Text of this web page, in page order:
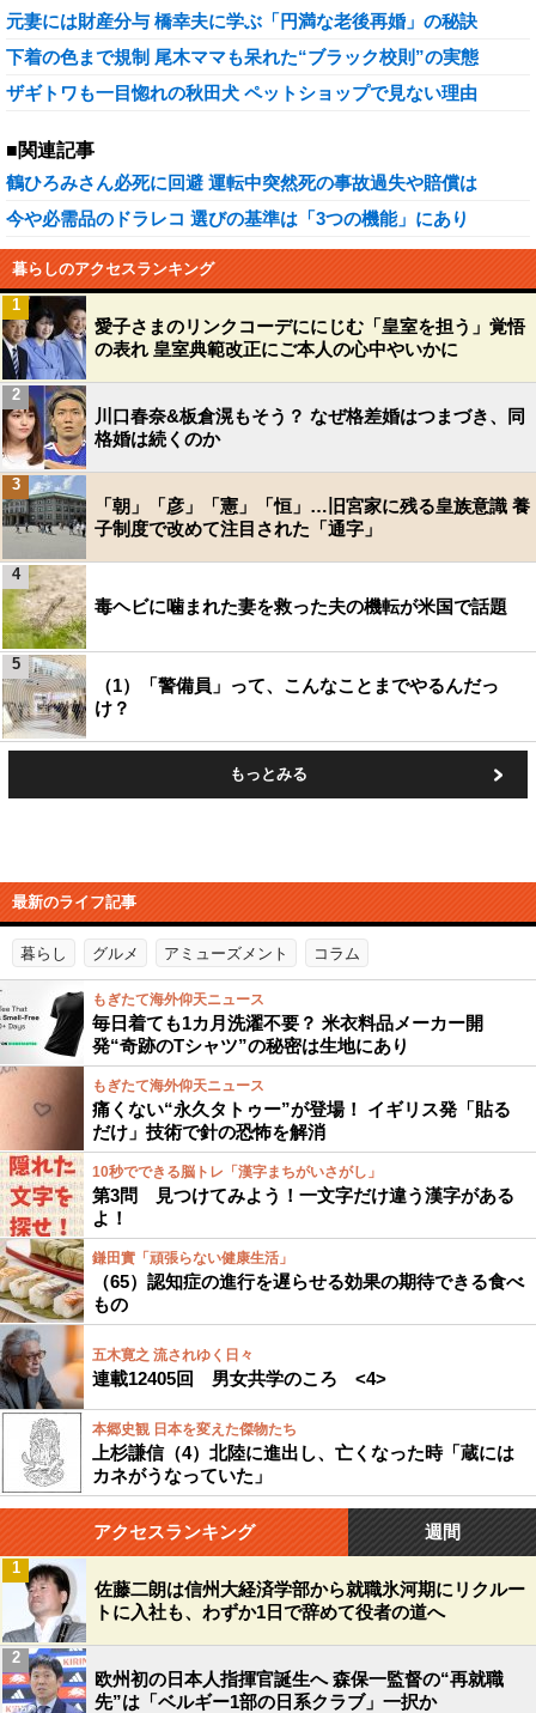
元妻には財産分与 橋幸夫に学ぶ「円満な老後再婚」の秘訣
下着の色まで規制 尾木ママも呆れた“ブラック校則”の実態
ザギトワも一目惚れの秋田犬 ペットショップで見ない理由
■関連記事
鶴ひろみさん必死に回避 運転中突然死の事故過失や賠償は
今や必需品のドラレコ 選びの基準は「3つの機能」にあり
暮らしのアクセスランキング
愛子さまのリンクコーデににじむ「皇室を担う」覚悟
の表れ 皇室典範改正にご本人の心中やいかに
1
川口春奈&板倉滉もそう？ なぜ格差婚はつまづき、同
格婚は続くのか
2
「朝」「彦」「憲」「恒」…旧宮家に残る皇族意識 養
子制度で改めて注目された「通字」
3
毒ヘビに噛まれた妻を救った夫の機転が米国で話題
4
（1）「警備員」って、こんなことまでやるんだっ
け？
5
もっとみる
最新のライフ記事
暮らし グルメ アミューズメント コラム
もぎたて海外仰天ニュース
毎日着ても1カ月洗濯不要？ 米衣料品メーカー開
発“奇跡のTシャツ”の秘密は生地にあり
もぎたて海外仰天ニュース
痛くない“永久タトゥー”が登場！ イギリス発「貼る
だけ」技術で針の恐怖を解消
10秒でできる脳トレ「漢字まちがいさがし」
第3問 見つけてみよう！一文字だけ違う漢字がある
よ！
鎌田實「頑張らない健康生活」
（65）認知症の進行を遅らせる効果の期待できる食べ
もの
五木寛之 流されゆく日々
連載12405回 男女共学のころ <4>
本郷史観 日本を変えた傑物たち
上杉謙信（4）北陸に進出し、亡くなった時「蔵には
カネがうなっていた」
アクセスランキング 週間
佐藤二朗は信州大経済学部から就職氷河期にリクルー
トに入社も、わずか1日で辞めて役者の道へ
1
欧州初の日本人指揮官誕生へ 森保一監督の“再就職
先”は「ベルギー1部の日系クラブ」一択か
2